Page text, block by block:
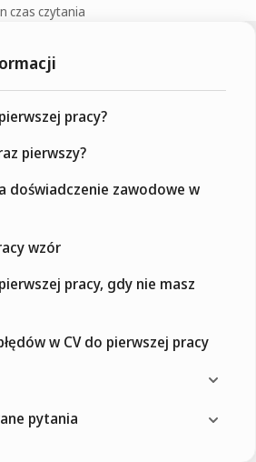
czas czytania
pracy?
pierwszy?
doświadczenie zawodowe w
wzór
pracy, gdy nie masz
w CV do pierwszej pracy
pytania